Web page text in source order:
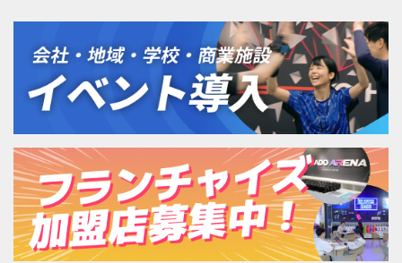
用施設
HADO
ARENA エコ
ール・いず
み店」の開
業に向けて
始動！